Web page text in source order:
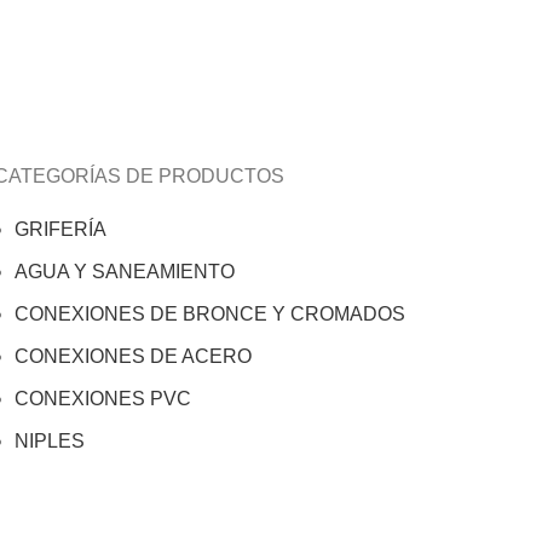
DE PRODUCTOS
GRIFERÍA
AGUA Y SANEAMIENTO
CONEXIONES DE BRONCE Y CROMADOS
CONEXIONES DE ACERO
CONEXIONES PVC
NIPLES